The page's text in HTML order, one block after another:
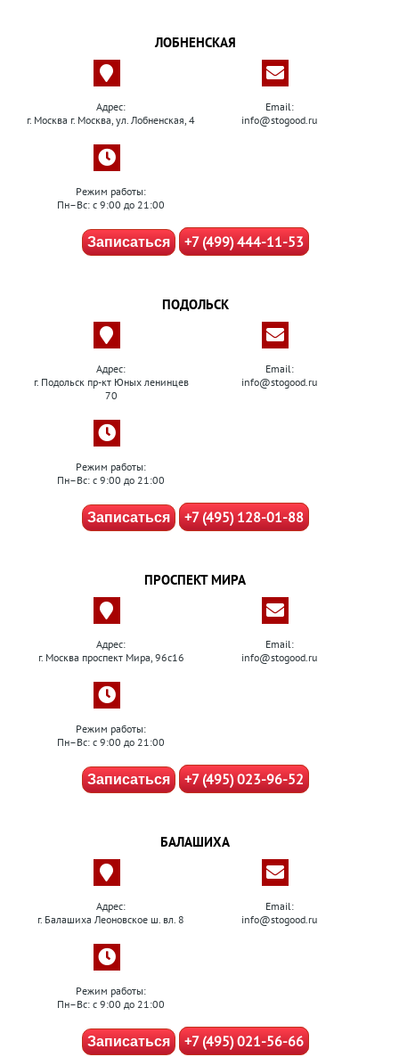
ЛОБНЕНСКАЯ
Адрес:
г. Москва г. Москва, ул. Лобненская, 4
Email:
info@stogood.ru
Режим работы:
Пн–Вс: с 9:00 до 21:00
Записаться +7 (499) 444-11-53
ПОДОЛЬСК
Адрес:
г. Подольск пр-кт Юных ленинцев
70
Email:
info@stogood.ru
Режим работы:
Пн–Вс: с 9:00 до 21:00
Записаться +7 (495) 128-01-88
ПРОСПЕКТ МИРА
Адрес:
г. Москва проспект Мира, 96с16
Email:
info@stogood.ru
Режим работы:
Пн–Вс: с 9:00 до 21:00
Записаться +7 (495) 023-96-52
БАЛАШИХА
Адрес:
г. Балашиха Леоновское ш. вл. 8
Email:
info@stogood.ru
Режим работы:
Пн–Вс: с 9:00 до 21:00
Записаться +7 (495) 021-56-66